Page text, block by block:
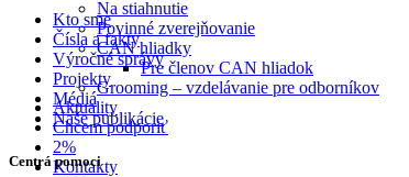
Na stiahnutie
Povinné zverejňovanie
CAN hliadky
Pre členov CAN hliadok
Grooming – vzdelávanie pre odborníkov
Aktuality
Chcem podporiť
2%
Kontakty
Kto sme
Čísla a fakty
Výročné správy
Projekty
Médiá
Naše publikácie
Centrá pomoci